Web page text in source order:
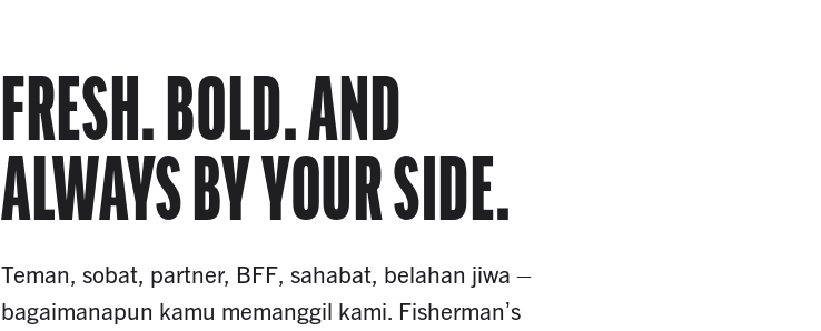
FRESH. BOLD. AND
ALWAYS BY YOUR SIDE.
Teman, sobat, partner, BFF, sahabat, belahan jiwa –
bagaimanapun kamu memanggil kami. Fishermanʼs